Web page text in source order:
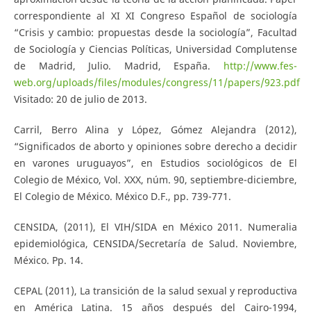
correspondiente al XI XI Congreso Español de sociología
“Crisis y cambio: propuestas desde la sociología”, Facultad
de Sociología y Ciencias Políticas, Universidad Complutense
de Madrid, Julio. Madrid, España. http://www.fes-
web.org/uploads/files/modules/congress/11/papers/923.pdf
Visitado: 20 de julio de 2013.
Carril, Berro Alina y López, Gómez Alejandra (2012),
“Significados de aborto y opiniones sobre derecho a decidir
en varones uruguayos”, en Estudios sociológicos de El
Colegio de México, Vol. XXX, núm. 90, septiembre-diciembre,
El Colegio de México. México D.F., pp. 739-771.
CENSIDA, (2011), El VIH/SIDA en México 2011. Numeralia
epidemiológica, CENSIDA/Secretaría de Salud. Noviembre,
México. Pp. 14.
CEPAL (2011), La transición de la salud sexual y reproductiva
en América Latina. 15 años después del Cairo-1994,